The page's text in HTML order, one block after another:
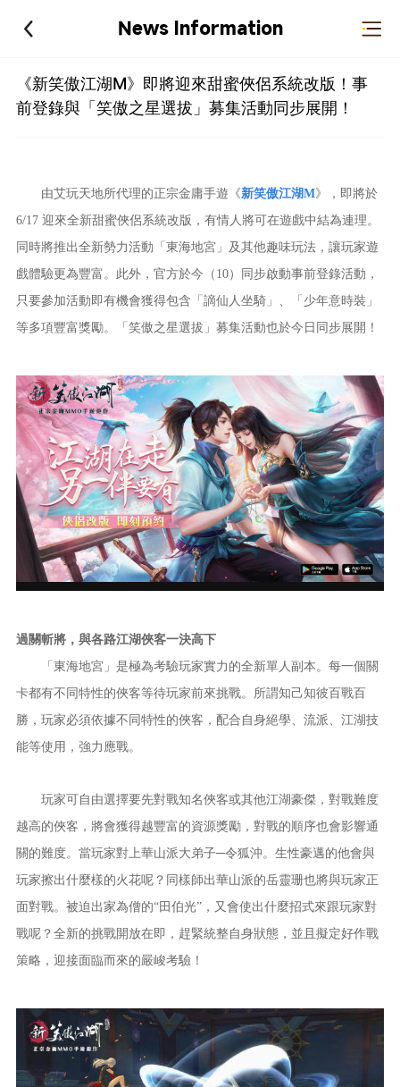
News Information
《新笑傲江湖M》即將迎來甜蜜俠侶系統改版！事
前登錄與「笑傲之星選拔」募集活動同步展開！
由艾玩天地所代理的正宗金庸手遊《新笑傲江湖M》，即將於
6/17 迎來全新甜蜜俠侶系統改版，有情人將可在遊戲中結為連理。
同時將推出全新勢力活動「東海地宮」及其他趣味玩法，讓玩家遊
戲體驗更為豐富。此外，官方於今（10）同步啟動事前登錄活動，
只要參加活動即有機會獲得包含「謫仙人坐騎」、「少年意時裝」
等多項豐富獎勵。「笑傲之星選拔」募集活動也於今日同步展開！
過關斬將，與各路江湖俠客一決高下
「東海地宮」是極為考驗玩家實力的全新單人副本。每一個關
卡都有不同特性的俠客等待玩家前來挑戰。所謂知己知彼百戰百
勝，玩家必須依據不同特性的俠客，配合自身絕學、流派、江湖技
能等使用，強力應戰。
玩家可自由選擇要先對戰知名俠客或其他江湖豪傑，對戰難度
越高的俠客，將會獲得越豐富的資源獎勵，對戰的順序也會影響通
關的難度。當玩家對上華山派大弟子─令狐沖。生性豪邁的他會與
玩家擦出什麼樣的火花呢？同樣師出華山派的岳靈珊也將與玩家正
面對戰。被迫出家為僧的“田伯光”，又會使出什麼招式來跟玩家對
戰呢？全新的挑戰開放在即，趕緊統整自身狀態，並且擬定好作戰
策略，迎接面臨而來的嚴峻考驗！